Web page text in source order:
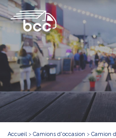
Accueil> Camions d'occasion > Camion